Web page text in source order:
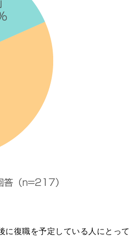
復職を予定している人にとって